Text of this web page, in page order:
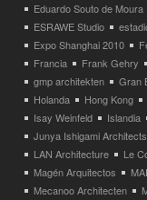
Eduardo Souto de Moura
ESRAWE Studio
Expo Shanghai 2010
Francia
Frank Gehry
gmp architekten
Gran
Holanda
Hong Kong
Isay Weinfeld
Islandia
Junya Ishigami Architects
LAN Architecture
Le
Magén Arquitectos
Mecanoo Architecten